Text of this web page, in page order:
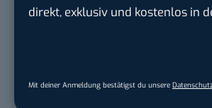
direkt, exklusiv und kostenlos in
Mit deiner Anmeldung bestätigst du unsere
Terrorismusbekämpfung
Ich weiß es nicht. Fest steht aber:
Massenüberwachung schafft weder